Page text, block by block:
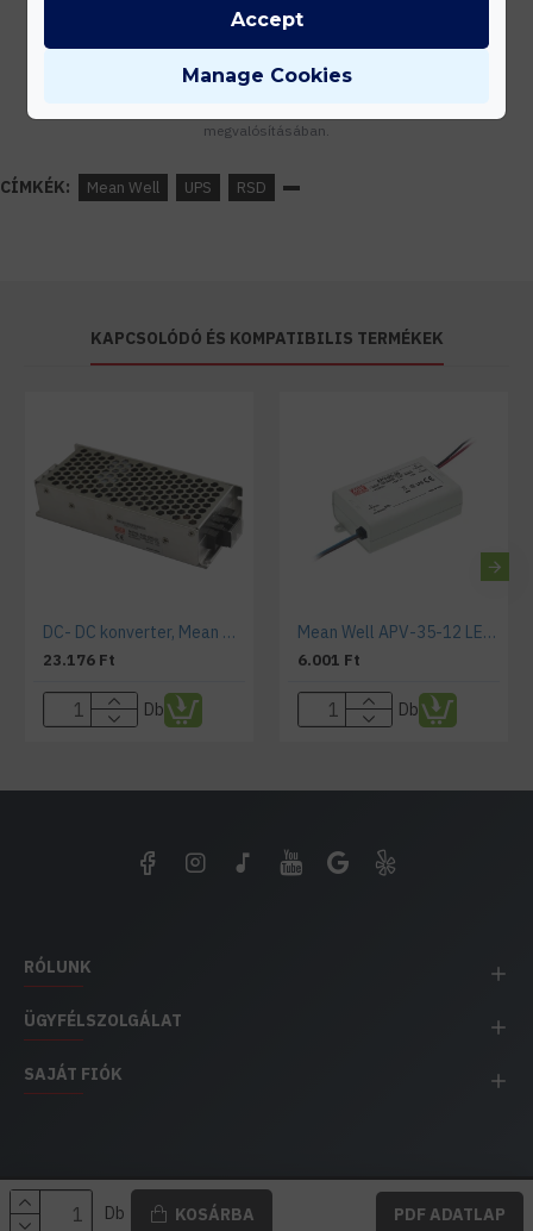
Db KOSÁRBA PDF ADATLAP
Tanácsadás
megvalósításában.
CÍMKÉK: Mean Well UPS RSD
KAPCSOLÓDÓ ÉS KOMPATIBILIS TERMÉKEK
DC- DC konverter, Mean Well RSD-100C-24 , 100W, 4,8A, 24 VDC,
23.176 Ft
Db
Mean Well APV-35-12 LED tápegység
6.001 Ft
Db
RÓLUNK
ÜGYFÉLSZOLGÁLAT
SAJÁT FIÓK
EH IMPEX / Copyright © 1991-2025 Energia Háza
Manage Cookies
Accept